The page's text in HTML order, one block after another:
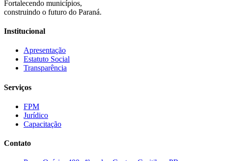
Fortalecendo municípios,
construindo o futuro do Paraná.
Institucional
Apresentação
Estatuto Social
Transparência
Serviços
FPM
Jurídico
Capacitação
Contato